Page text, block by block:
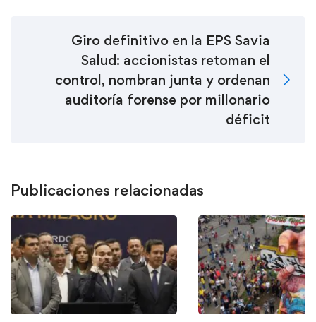
Giro definitivo en la EPS Savia
Salud: accionistas retoman el
control, nombran junta y ordenan
auditoría forense por millonario
déficit
Publicaciones relacionadas